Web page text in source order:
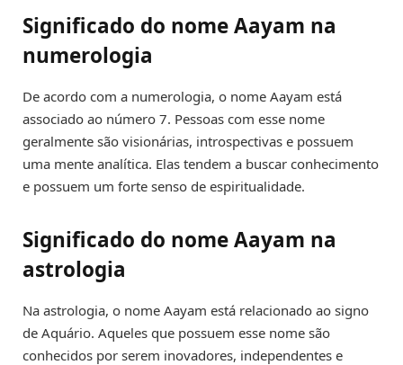
Significado do nome Aayam na
numerologia
De acordo com a numerologia, o nome Aayam está
associado ao número 7. Pessoas com esse nome
geralmente são visionárias, introspectivas e possuem
uma mente analítica. Elas tendem a buscar conhecimento
e possuem um forte senso de espiritualidade.
Significado do nome Aayam na
astrologia
Na astrologia, o nome Aayam está relacionado ao signo
de Aquário. Aqueles que possuem esse nome são
conhecidos por serem inovadores, independentes e